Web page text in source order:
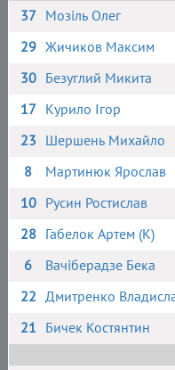
37 Мозіль Олег
29 Жичиков Максим
30 Безуглий Микита
17 Курило Ігор
23 Шершень Михайло
8
Мартинюк Ярослав
10 Русин Ростислав
28 Габелок Артем (К)
6
Вачіберадзе Бека
22 Дмитренко
21 Бичек Костянтин